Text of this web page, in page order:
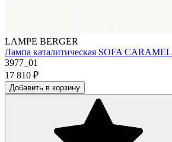
LAMPE BERGER
Лампа каталитическая SOFA CARAMEL
3977_01
17 810 ₽
Добавить в корзину